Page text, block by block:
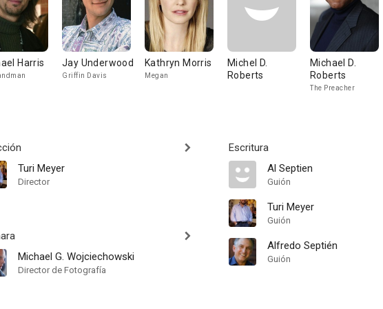
Harris Jay Underwood
Griffin Davis
Kathryn Morris
Megan
Michel D.
Roberts
Michael D.
Roberts
The Preacher
Turi Meyer
Director
Michael G. Wojciechowski
Director de Fotografía
Escritura
Al Septien
Guión
Turi Meyer
Guión
Alfredo Septién
Guión